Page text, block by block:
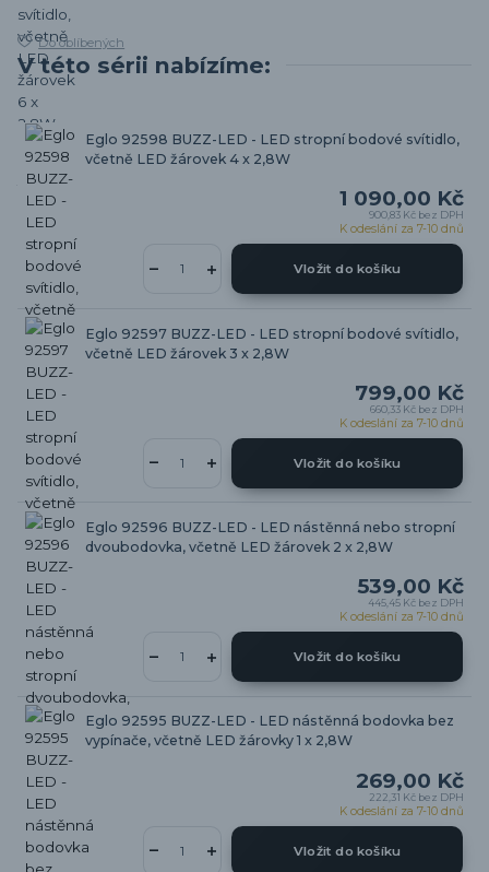
Do oblíbených
V této sérii nabízíme:
Eglo 92598 BUZZ-LED - LED stropní bodové svítidlo,
včetně LED žárovek 4 x 2,8W
1 090,00 Kč
900,83 Kč bez DPH
K odeslání za 7-10 dnů
Vložit do košíku
Eglo 92597 BUZZ-LED - LED stropní bodové svítidlo,
včetně LED žárovek 3 x 2,8W
799,00 Kč
660,33 Kč bez DPH
K odeslání za 7-10 dnů
Vložit do košíku
Eglo 92596 BUZZ-LED - LED nástěnná nebo stropní
dvoubodovka, včetně LED žárovek 2 x 2,8W
539,00 Kč
445,45 Kč bez DPH
K odeslání za 7-10 dnů
Vložit do košíku
Eglo 92595 BUZZ-LED - LED nástěnná bodovka bez
vypínače, včetně LED žárovky 1 x 2,8W
269,00 Kč
222,31 Kč bez DPH
K odeslání za 7-10 dnů
Vložit do košíku